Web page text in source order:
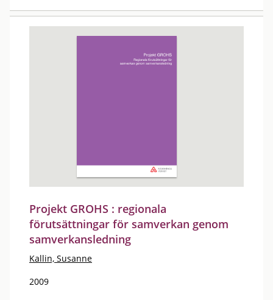
Projekt GROHS : regionala
förutsättningar för samverkan genom
samverkansledning
Kallin, Susanne
2009